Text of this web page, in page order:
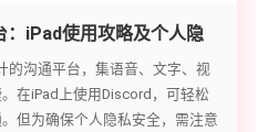
iPad使用攻略及个人隐
的沟通平台，集语音、文字、视
在iPad上使用Discord，可轻松
但为确保个人隐私安全，需注意